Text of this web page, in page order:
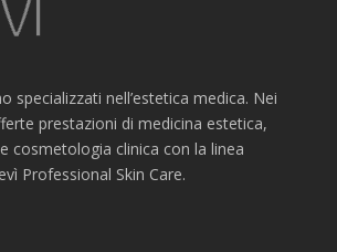
specializzati nell’estetica medica. Nei
prestazioni di medicina estetica,
cosmetologia clinica con la linea
Professional Skin Care.